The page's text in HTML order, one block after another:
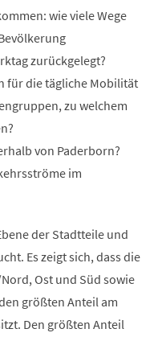
wie viele Wege
zurückgelegt?
für die tägliche Mobilität
zu welchem
von Paderborn?
im
der Stadtteile und
Es zeigt sich, dass die
Ost und Süd sowie
größten Anteil am
Den größten Anteil